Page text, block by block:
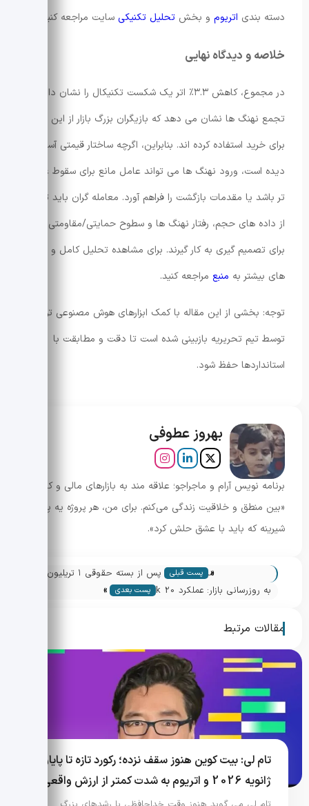
دسته بندی اتریوم و بخش تحلیل تکنیکی سایت مراجعه کنید.
خلاصه و دیدگاه نهایی
در مجموع، کاهش ۳.۳٪ اتر یک شکست تکنیکال را نشان داد اما
تجمع نهنگ ها نشان می دهد که بازیگران بزرگ بازار از این افت
برای خرید استفاده کرده اند. بنابراین، اگرچه ساختار قیمتی آسیب
دیده است، ورود نهنگ ها می تواند عامل مانع برای سقوط عمیق
تر باشد یا مقدمات بازگشت را فراهم آورد. معامله گران باید ترکیبی
از داده های حجم، رفتار نهنگ ها و سطوح حمایتی/مقاومتی را
برای تصمیم گیری به کار گیرند. برای مشاهده تحلیل کامل و داده
های بیشتر به منبع مراجعه کنید.
توجه: بخشی از این مقاله با کمک ابزارهای هوش مصنوعی تولید و
توسط تیم تحریریه بازبینی شده است تا دقت و مطابقت با
استانداردها حفظ شود.
بهروز عطوفی
برنامه نویس آرام و ماجراجو؛ علاقه مند به بازارهای مالی و کریپتو.
«بین منطق و خلاقیت زندگی می‌کنم. برای من، هر پروژه یه پازل
شیرینه که باید با عشق حلش کرد».
« پست قبلی
میم کوین ها پس از بسته حقوقی ۱ تریلیون
دلاری تسلا: موج جدید و ریسک ها
به روزرسانی بازار: عملکرد CoinDesk 20 —پست بعدی »
مقالات مرتبط
تام لی: بیت کوین هنوز سقف نزده؛ رکورد تازه تا پایان
ژانویه 2026 و اتریوم به شدت کمتر از ارزش واقعی